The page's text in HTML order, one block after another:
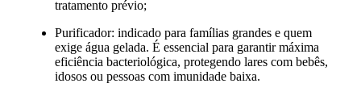
tratamento prévio;
Purificador: indicado para famílias grandes e quem
exige água gelada. É essencial para garantir máxima
eficiência bacteriológica, protegendo lares com bebês,
idosos ou pessoas com imunidade baixa.